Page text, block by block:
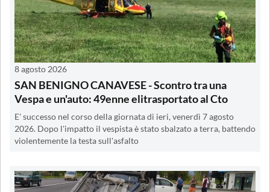
8 agosto 2026
SAN BENIGNO CANAVESE - Scontro tra una
Vespa e un'auto: 49enne elitrasportato al Cto
E' successo nel corso della giornata di ieri, venerdì 7 agosto
2026. Dopo l'impatto il vespista è stato sbalzato a terra, battendo
violentemente la testa sull'asfalto